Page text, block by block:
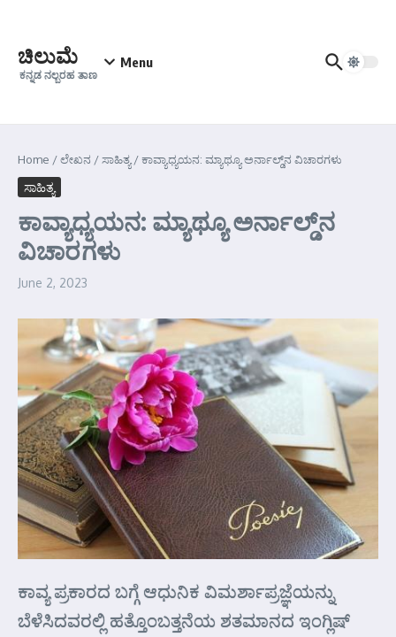
ಚಿಲುಮೆ
ಕನ್ನಡ ನಲ್ಬರಹ ತಾಣ
Menu
Home /ಲೇಖನ /ಸಾಹಿತ್ಯ /ಕಾವ್ಯಾಧ್ಯಯನ: ಮ್ಯಾಥ್ಯೂ ಅರ್ನಾಲ್ಡ್‌ನ ವಿಚಾರಗಳು
ಸಾಹಿತ್ಯ
ಕಾವ್ಯಾಧ್ಯಯನ: ಮ್ಯಾಥ್ಯೂ ಅರ್ನಾಲ್ಡ್‌ನ
ವಿಚಾರಗಳು
June 2, 2023
ಕಾವ್ಯ ಪ್ರಕಾರದ ಬಗ್ಗೆ ಆಧುನಿಕ ವಿಮರ್ಶಾಪ್ರಜ್ಞೆಯನ್ನು
ಬೆಳೆಸಿದವರಲ್ಲಿ ಹತ್ತೊಂಬತ್ತನೆಯ ಶತಮಾನದ ಇಂಗ್ಲಿಷ್